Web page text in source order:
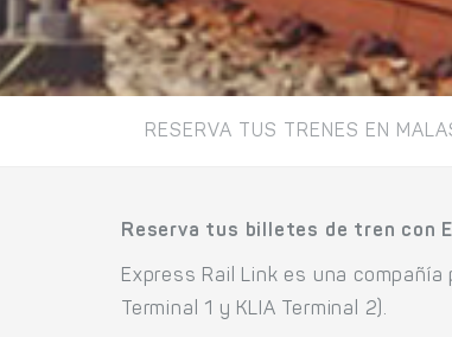
RESERVA TUS TRENES EN
Reserva tus billetes de tren con
Express Rail Link es una
Terminal 1 y KLIA Terminal 2).